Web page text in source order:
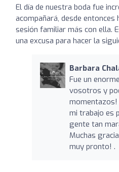
El día de nuestra boda fue
acompañará, desde entonces
sesión familiar más con ella.
una excusa para hacer la
Barbara
Fue un
vosotros y
momentazos!
mi trabajo es
gente tan
Muchas
muy pronto! .